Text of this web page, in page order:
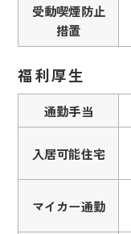
受動喫煙防止
措置
福利厚生
通勤手当
入居可能住宅
マイカー通勤